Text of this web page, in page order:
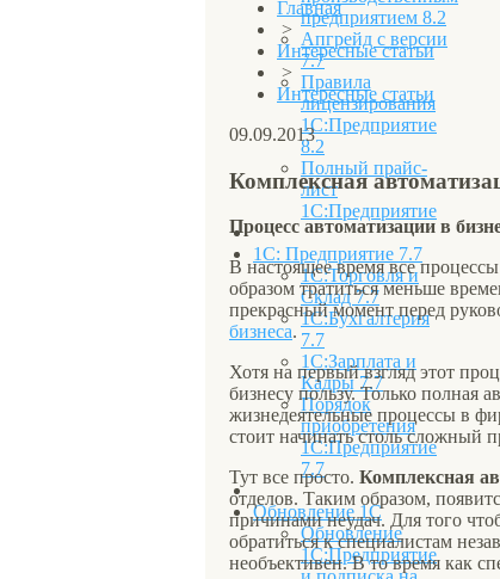
предприятием 8.2
Апгрейд с версии
7.7
Правила
лицензирования
1С:Предприятие
8.2
Полный прайс-
лист
1С:Предприятие
1С: Предприятие 7.7
1С:Торговля и
Склад 7.7
1С:Бухгалтерия
7.7
1С:Зарплата и
Кадры 7.7
Порядок
приобретения
1С:Предприятие
7.7
Обновление 1С
Обновление
1С:Предприятие
Главная
>
Интересные статьи
>
Интересные статьи
09.09.2013
Комплексная
Процесс автоматизации в
В настоящее время все
образом тратиться меньше
прекрасный момент перед
бизнеса.
Хотя на первый взгляд этот
бизнесу пользу. Только полная
жизнедеятельные процессы в
стоит начинать столь сложный
Тут все просто. Комплексная
отделов. Таким образом,
причинами неудач. Для того
обратиться к специалистам
необъективен. В то время как